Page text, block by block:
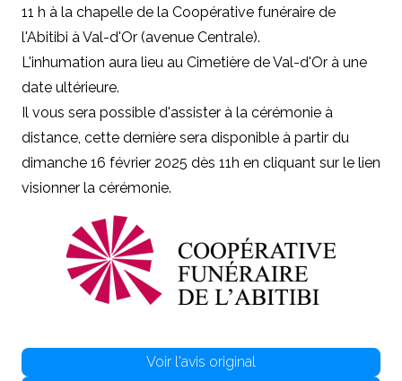
11 h à la chapelle de la Coopérative funéraire de
l'Abitibi à Val-d'Or (avenue Centrale).
L'inhumation aura lieu au Cimetière de Val-d'Or à une
date ultérieure.
Il vous sera possible d'assister à la cérémonie à
distance, cette dernière sera disponible à partir du
dimanche 16 février 2025 dès 11h en cliquant sur le lien
visionner la cérémonie.
Voir l'avis original